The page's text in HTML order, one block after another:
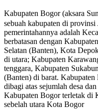
Kabupaten Bogor
sebuah kabupaten di
pemerintahannya adalah
berbatasan dengan
Selatan (Banten), Kota
di utara; Kabupaten
tenggara, Kabupaten
(Banten) di barat.
dibagi atas sejumlah desa
Kabupaten Bogor terletak di
sebelah utara Kota Bogor